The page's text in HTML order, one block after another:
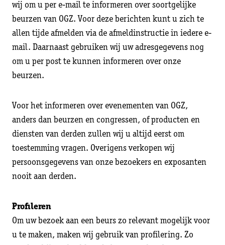
wij om u per e-mail te informeren over soortgelijke
beurzen van OGZ. Voor deze berichten kunt u zich te
allen tijde afmelden via de afmeldinstructie in iedere e-
mail. Daarnaast gebruiken wij uw adresgegevens nog
om u per post te kunnen informeren over onze
beurzen.
Voor het informeren over evenementen van OGZ,
anders dan beurzen en congressen, of producten en
diensten van derden zullen wij u altijd eerst om
toestemming vragen. Overigens verkopen wij
persoonsgegevens van onze bezoekers en exposanten
nooit aan derden.
Profileren
Om uw bezoek aan een beurs zo relevant mogelijk voor
u te maken, maken wij gebruik van profilering. Zo